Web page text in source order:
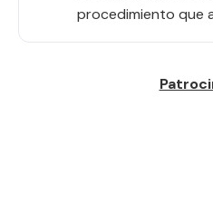
procedimiento que